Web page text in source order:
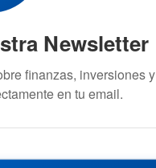
Newsletter
finanzas, inversiones y
en tu email.